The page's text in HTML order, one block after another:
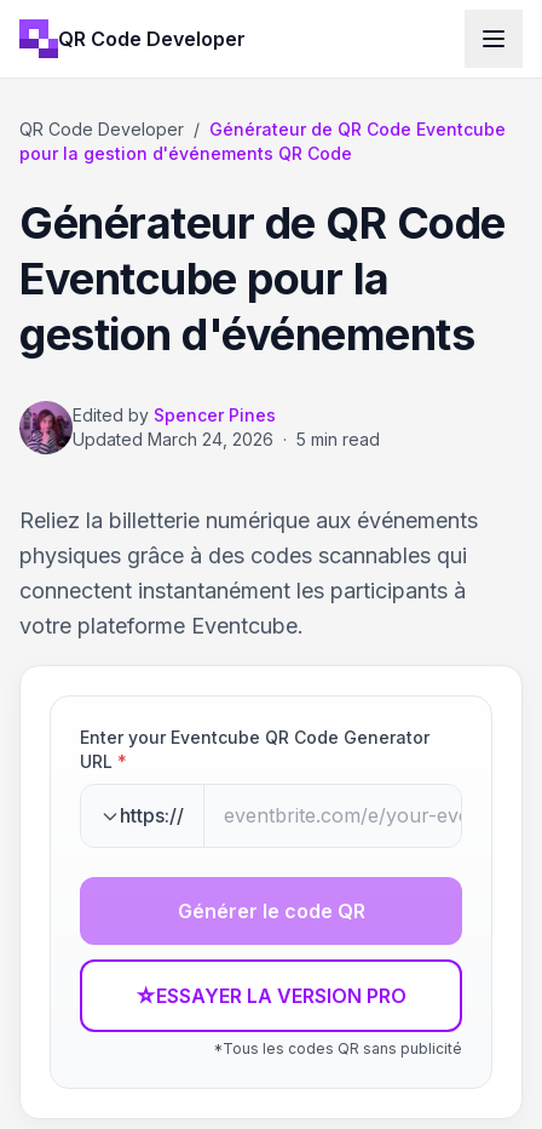
QR Code Developer
QR Code Developer / Générateur de QR Code Eventcube
pour la gestion d'événements QR Code
Générateur de QR Code
Eventcube pour la
gestion d'événements
Edited by Spencer Pines
Updated March 24, 2026 · 5 min read
Reliez la billetterie numérique aux événements
physiques grâce à des codes scannables qui
connectent instantanément les participants à
votre plateforme Eventcube.
Enter your Eventcube QR Code Generator
URL *
https://
Générer le code QR
☆ESSAYER LA VERSION PRO
*Tous les codes QR sans publicité